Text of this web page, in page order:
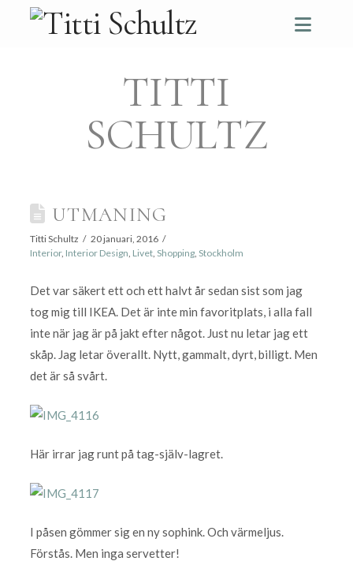
TITTI
SCHULTZ
UTMANING
Titti Schultz
20 januari, 2016
Interior, Interior Design, Livet, Shopping, Stockholm
Det var säkert ett och ett halvt år sedan sist som jag
tog mig till IKEA. Det är inte min favoritplats, i alla fall
inte när jag är på jakt efter något. Just nu letar jag ett
skåp. Jag letar överallt. Nytt, gammalt, dyrt, billigt. Men
det är så svårt.
Här irrar jag runt på tag-själv-lagret.
I påsen gömmer sig en ny sophink. Och värmeljus.
Förstås. Men inga servetter!